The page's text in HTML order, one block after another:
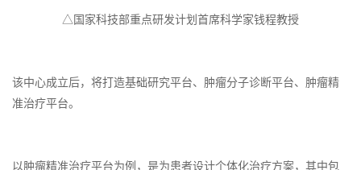
△国家科技部重点研发计划首席科学家钱程教授
该中心成立后，将打造基础研究平台、肿瘤分子诊断平台、肿瘤精
准治疗平台。
以肿瘤精准治疗平台为例，是为患者设计个体化治疗方案，其中包